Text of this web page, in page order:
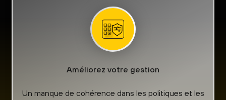
Améliorez votre gestion
Un manque de cohérence dans les politiques et les